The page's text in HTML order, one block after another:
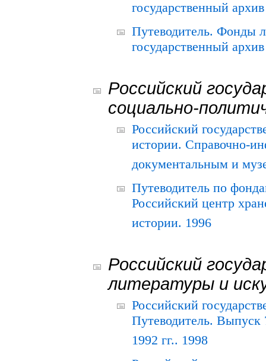
государственный
Путеводитель. Фонды
государственный
Российский
социально-
Российский
истории. Справочно-
документальным и
Путеводитель по
Российский центр
истории. 1996
Российский
литературы и
Российский
Путеводитель.
1992 гг.. 1998